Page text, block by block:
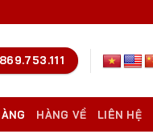
HÀNG VỀ LIÊN HỆ